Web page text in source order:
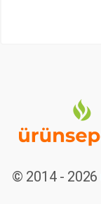
© 2014 - 2026